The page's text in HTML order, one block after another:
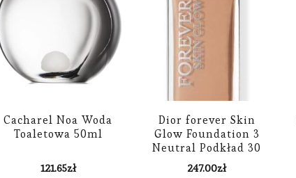
Cacharel Noa Woda
Toaletowa 50ml
121.65zł
Dior forever Skin
Glow Foundation 3
Neutral Podkład 30
ml
247.00zł